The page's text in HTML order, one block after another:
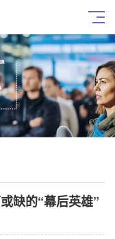
缺的“幕后英雄”